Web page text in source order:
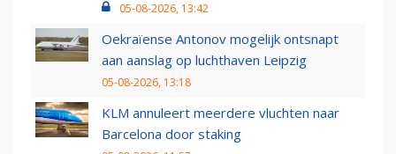
05-08-2026, 13:42
Oekraïense Antonov mogelijk ontsnapt
aan aanslag op luchthaven Leipzig
05-08-2026, 13:18
KLM annuleert meerdere vluchten naar
Barcelona door staking